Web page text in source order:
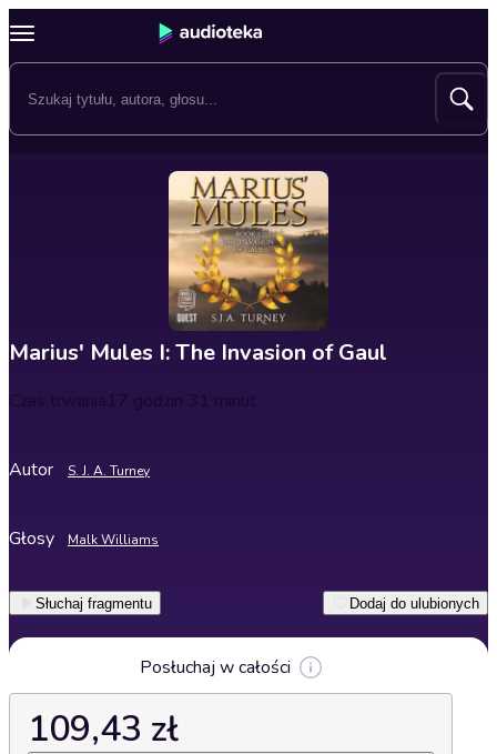
Marius' Mules I: The Invasion of Gaul
Czas trwania17 godzin 31 minut
Autor S. J. A. Turney
Głosy Malk Williams
Słuchaj fragmentu Dodaj do ulubionych
Posłuchaj w całości
109,43 zł